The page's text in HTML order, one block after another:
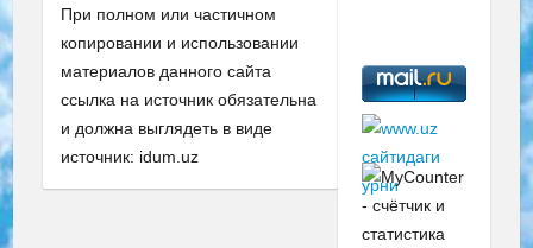
При полном или частичном
копировании и использовании
материалов данного сайта
ссылка на источник обязательна
и должна выглядеть в виде
источник: idum.uz